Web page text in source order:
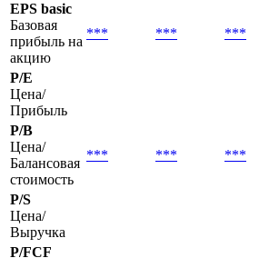
EPS basic
Базовая
прибыль на
акцию
*** *** ***
P/E
Цена/
Прибыль
P/B
Цена/
Балансовая
стоимость
*** *** ***
P/S
Цена/
Выручка
P/FCF